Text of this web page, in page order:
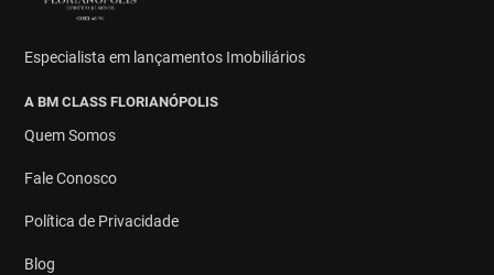
Especialista em lançamentos Imobiliários
A BM CLASS FLORIANÓPOLIS
Quem Somos
Fale Conosco
Política de Privacidade
Blog